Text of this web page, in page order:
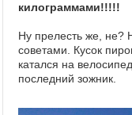
килограммами!!!!!
Ну прелесть же, не?
советами. Кусок
катался на
последний зожник.